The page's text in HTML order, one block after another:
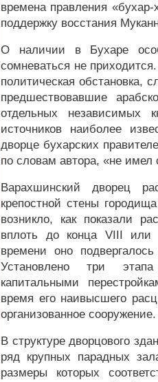
времена правления
поддержку восстания
О наличии в Бухаре
сомневаться не
политическая обстановка,
предшествовавшие
отдельных независимых
источников наиболее
дворце бухарских
по словам автора, «не имел
Варахшинский дворец
крепостной стены
возникло, как показали
вплоть до конца VIII или
времени оно
Установлено три
капитальными
время его наивысшего
организованное сооружение.
В структуре дворцового
ряд крупных парадных
размеры которых